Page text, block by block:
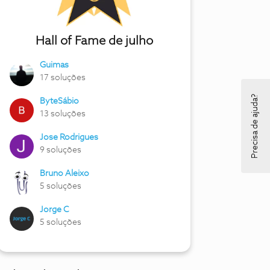
Hall of Fame de julho
Guimas
17 soluções
ByteSábio
13 soluções
Jose Rodrigues
9 soluções
Bruno Aleixo
5 soluções
Jorge C
5 soluções
Precisa de ajuda?